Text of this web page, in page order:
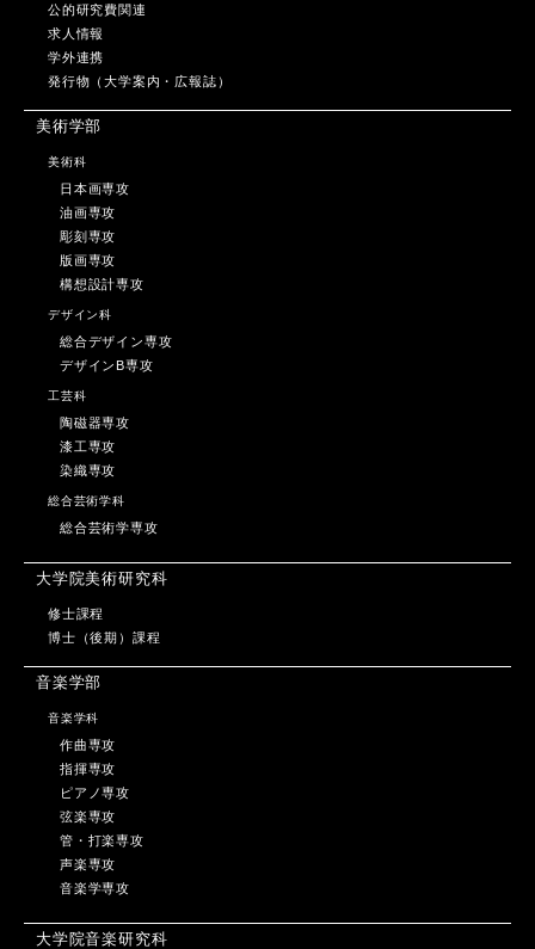
公的研究費関連
求人情報
学外連携
発行物（大学案内・広報誌）
美術学部
美術科
日本画専攻
油画専攻
彫刻専攻
版画専攻
構想設計専攻
デザイン科
総合デザイン専攻
デザインB専攻
工芸科
陶磁器専攻
漆工専攻
染織専攻
総合芸術学科
総合芸術学専攻
大学院美術研究科
修士課程
博士（後期）課程
音楽学部
音楽学科
作曲専攻
指揮専攻
ピアノ専攻
弦楽専攻
管・打楽専攻
声楽専攻
音楽学専攻
大学院音楽研究科